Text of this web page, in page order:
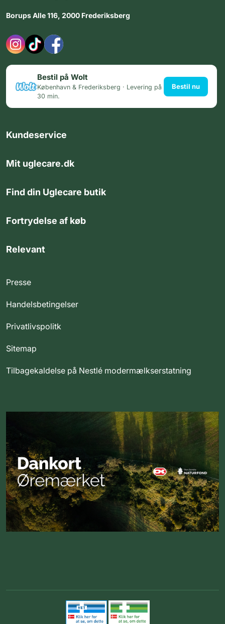
Borups Alle 116, 2000 Frederiksberg
Bestil på Wolt
København & Frederiksberg · Levering på
30 min.
Bestil nu
Kundeservice
Mit uglecare.dk
Find din Uglecare butik
Fortrydelse af køb
Relevant
Presse
Handelsbetingelser
Privatlivspolitk
Sitemap
Tilbagekaldelse på Nestlé modermælkserstatning